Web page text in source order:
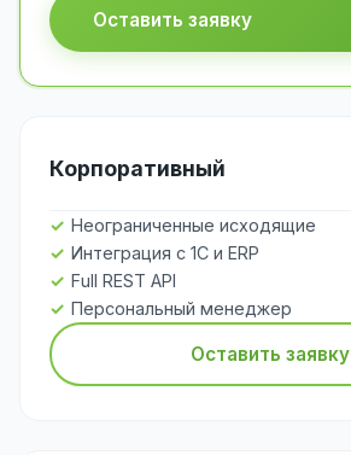
Оставить заявку
Корпоративный
Неограниченные исходящие
Интеграция с 1С и ERP
Full REST API
Персональный менеджер
Оставить заявку